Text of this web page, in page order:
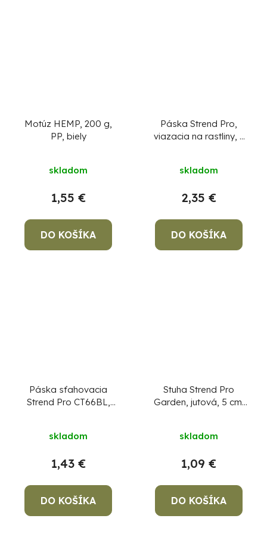
Motúz HEMP, 200 g,
PP, biely
skladom
1,55 €
DO KOŠÍKA
Páska Strend Pro,
viazacia na rastliny, 3
skladom
2,35 €
DO KOŠÍKA
Páska sťahovacia
Strend Pro CT66BL,
skladom
1,43 €
DO KOŠÍKA
Stuha Strend Pro
Garden, jutová, 5 cm,
skladom
1,09 €
DO KOŠÍKA